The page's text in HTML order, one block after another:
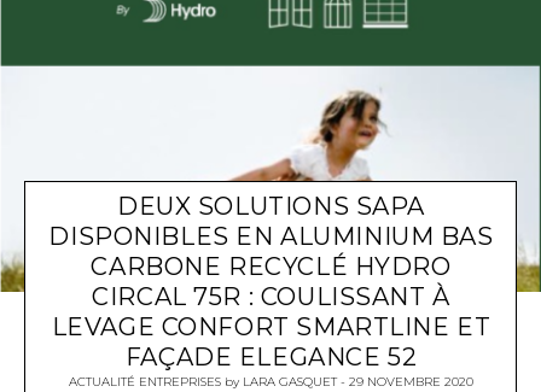
DEUX SOLUTIONS SAPA
DISPONIBLES EN ALUMINIUM BAS
CARBONE RECYCLÉ HYDRO
CIRCAL 75R : COULISSANT À
LEVAGE CONFORT SMARTLINE ET
FAÇADE ELEGANCE 52
ACTUALITÉ ENTREPRISES by LARA GASQUET 29 NOVEMBRE 2020